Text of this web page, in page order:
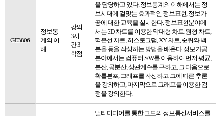
GE3806
정보통
계의 이
해
강의
3시
간 3
학점
을 담당하고 있다. 정보통계의 이해에서는 정
보시대에 걸맞는 효과적인 정보표현, 정보가
공에 대한 교육을 실시한다. 정보표현분야에
서는 3D 차트를 이용한 막대형 차트, 원형 차트,
꺽은선 차트, 히스토그램, XY 차트, 순위와 백
분율 등을 작성하는 방법을 배운다. 정보가공
분야에서는 컴퓨터 S/W를 이용하여 먼저 평균,
분산, 공분산, 상관계수를 구하고, 그 다음으로
확률분포, 그래프를 작성하고 그에 따른 추론
을 강의하고, 마지막으로 그래프를 이용한 검
정을 강의한다.
멀티미디어를 통한 고도의 정보통신서비스를